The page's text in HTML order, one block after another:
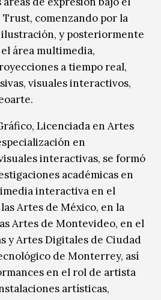
Trust, comenzando por la
y posteriormente
área multimedia,
a tiempo real,
visuales interactivos,
Licenciada en Artes
en
interactivas, se formó
académicas en
interactiva en el
Artes de México, en la
Artes de Montevideo, en el
y Artes Digitales de Ciudad
de Monterrey, así
en el rol de artista
artísticas,